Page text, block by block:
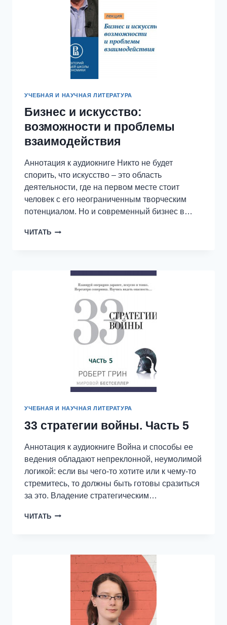
УЧЕБНАЯ И НАУЧНАЯ ЛИТЕРАТУРА
Бизнес и искусство:
возможности и проблемы
взаимодействия
Аннотация к аудиокниге Никто не будет
спорить, что искусство – это область
деятельности, где на первом месте стоит
человек с его неограниченным творческим
потенциалом. Но и современный бизнес в…
ЧИТАТЬ БИЗНЕС
ВЗАИМОДЕЙСТВИЯ
УЧЕБНАЯ И НАУЧНАЯ ЛИТЕРАТУРА
33 стратегии войны. Часть 5
Аннотация к аудиокниге Война и способы ее
ведения обладают непреклонной, неумолимой
логикой: если вы чего-то хотите или к чему-то
стремитесь, то должны быть готовы сразиться
за это. Владение стратегическим…
ЧИТАТЬ 33